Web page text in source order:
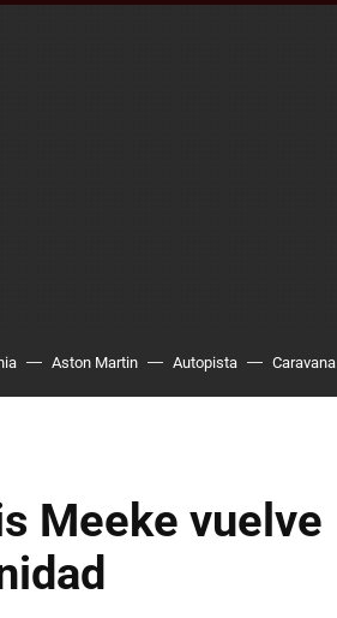
Aston Martin Autopista Caravana
Meeke vuelve